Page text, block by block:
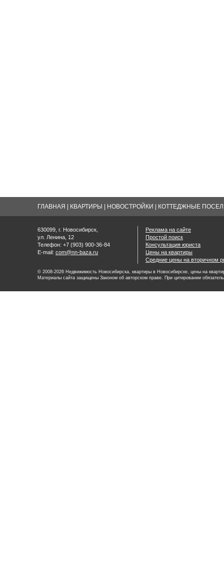
ГЛАВНАЯ КВАРТИРЫ НОВОСТРОЙКИ КОТТЕДЖНЫЕ
630099, г. Новосибирск,
ул. Ленина, 12
Телефон: +7 (903) 900-36-84
E-mail: com@nn-baza.ru
Реклама на сайте
Простой поиск
Консультация юриста
Цены на квартиры
Средние цены на вторичном
© 2008-2026 Недвижимость Новосибирска, квартиры в Новосибирске, цены на
Материалы сайта защищены Законом об авторском праве. При цитировании